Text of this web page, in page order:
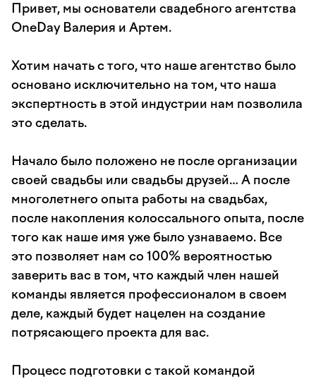
Привет, мы основатели свадебного агентства
OneDay Валерия и Артем.
Хотим начать с того, что наше агентство было
основано исключительно на том, что наша
экспертность в этой индустрии нам позволила
это сделать.
Начало было положено не после организации
своей свадьбы или свадьбы друзей… А после
многолетнего опыта работы на свадьбах,
после накопления колоссального опыта, после
того как наше имя уже было узнаваемо. Все
это позволяет нам со 100% вероятностью
заверить вас в том, что каждый член нашей
команды является профессионалом в своем
деле, каждый будет нацелен на создание
потрясающего проекта для вас.
Процесс подготовки с такой командой